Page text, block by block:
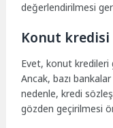
değerlendirilmesi
Konut
Evet, konut kredileri
Ancak, bazı
nedenle, kredi
gözden geçirilmesi